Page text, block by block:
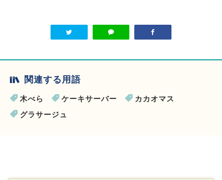
関連する用語
木べら ケーキサーバー
カカオマス
グラサージュ